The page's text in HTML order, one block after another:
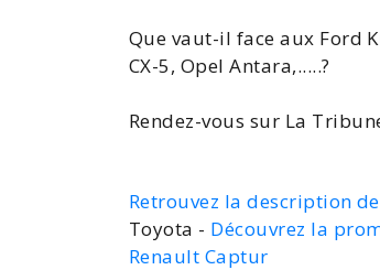
Que vaut-il face aux Ford
CX-5, OpelAntara,.....?
Rendez-vous sur La
Retrouvez la description
Toyota - Découvrez la
Renault Captur